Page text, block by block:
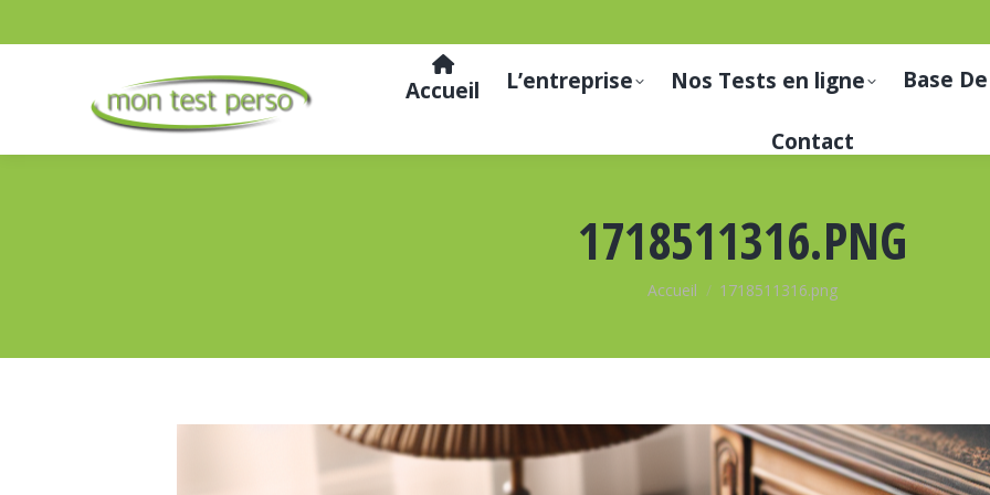
Accueil L’entreprise Nos Tests en ligne Base
Contact
1718511316.PNG
Vous êtes ici :
Accueil 1718511316.png